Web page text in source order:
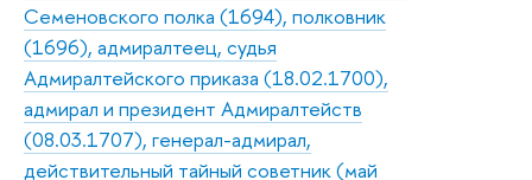
Семеновского полка (1694), полковник
(1696), адмиралтеец, судья
Адмиралтейского приказа (18.02.1700),
адмирал и президент Адмиралтейств
(08.03.1707), генерал-адмирал,
действительный тайный советник (май